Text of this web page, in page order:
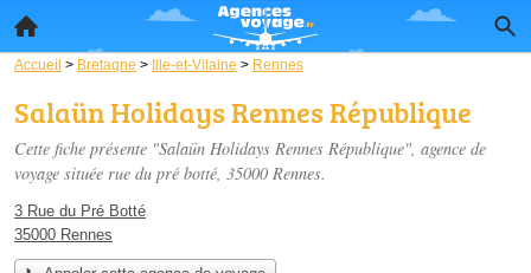
Accueil > Bretagne > Ille-et-Vilaine > Rennes
Salaün Holidays Rennes République
Cette fiche présente "Salaün Holidays Rennes République", agence de
voyage située rue du pré botté, 35000 Rennes.
3 Rue du Pré Botté
35000 Rennes